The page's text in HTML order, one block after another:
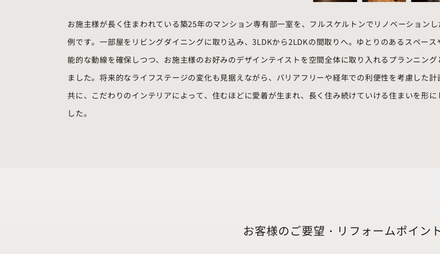
お施主様が長く住まわれている築25年のマンション専有部一室を、フルスケルトンでリノベーションし
例です。一部屋をリビングダイニングに取り込み、3LDKから2LDKの間取りへ。ゆとりのあるスペース
能的な動線を確保しつつ、お施主様のお好みのデザインテイストを空間全体に取り入れるプランニング
ました。将来的なライフステージの変化も見据えながら、バリアフリーや経年での利便性を考慮した計
共に、こだわりのインテリアによって、住むほどに愛着が生まれ、長く住み続けていける住まいを形に
した。
お客様のご要望・リフォームポイン